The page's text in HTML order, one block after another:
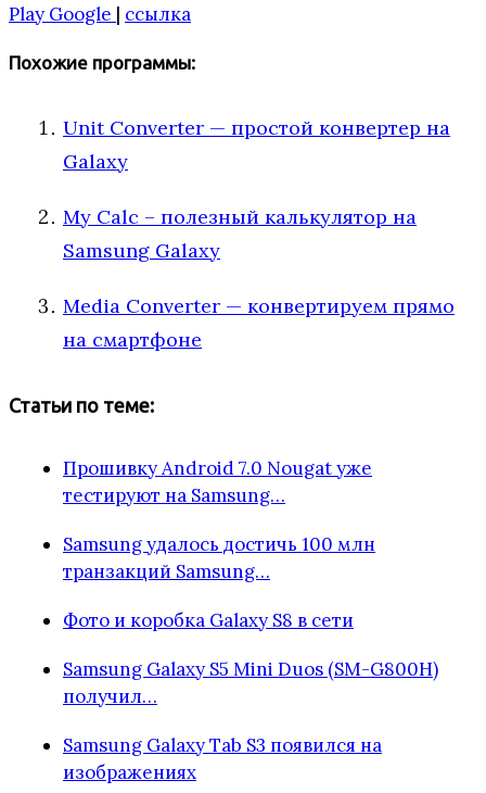
Play Google | ссылка
Похожие программы:
Unit Converter — простой конвертер на
Galaxy
My Calc – полезный калькулятор на
Samsung Galaxy
Media Converter — конвертируем прямо
на смартфоне
Статьи по теме:
Прошивку Android 7.0 Nougat уже
тестируют на Samsung…
Samsung удалось достичь 100 млн
транзакций Samsung…
Фото и коробка Galaxy S8 в сети
Samsung Galaxy S5 Mini Duos (SM-G800H)
получил…
Samsung Galaxy Tab S3 появился на
изображениях